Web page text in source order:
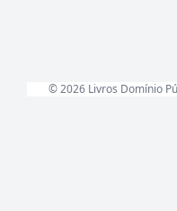
© 2026 Livros Domínio